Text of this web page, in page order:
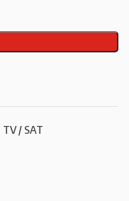
TV / SAT